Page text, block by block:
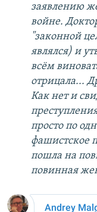
заявлению
войне.
"законной
являлся) и
всём
отрицала...
Как нет и
просто по
фашистское
пошла на
повинная